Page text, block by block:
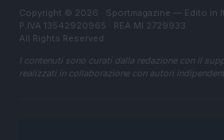
Copyright © 2026 · Sportmagazine — Edito in
P.IVA 13542920965 · REA MI 2729933
All Rights Reserved
I contenuti sono curati dalla redazione con il
realizzati in collaborazione con autori